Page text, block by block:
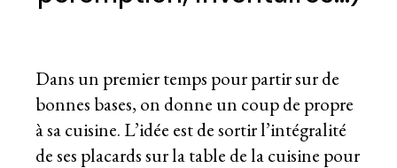
Dans un premier temps pour partir sur de
bonnes bases, on donne un coup de propre
à sa cuisine. L’idée est de sortir l’intégralité
de ses placards sur la table de la cuisine pour